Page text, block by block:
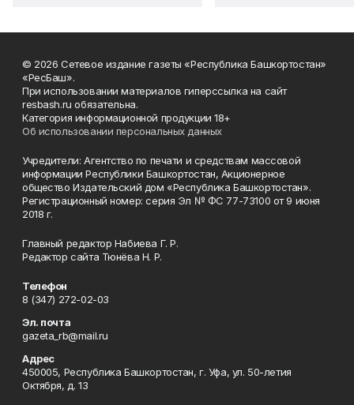
© 2026 Сетевое издание газеты «Республика Башкортостан»
«РесБаш».
При использовании материалов гиперссылка на сайт
resbash.ru обязательна.
Категория информационной продукции 18+
Об использовании персональных данных
Учредители: Агентство по печати и средствам массовой
информации Республики Башкортостан, Акционерное
общество Издательский дом «Республика Башкортостан».
Регистрационный номер: серия Эл № ФС 77-73100 от 9 июня
2018 г.
Главный редактор Набиева Г. Р.
Редактор сайта Тюнёва Н. Р.
Телефон
8 (347) 272-02-03
Эл. почта
gazeta_rb@mail.ru
Адрес
450005, Республика Башкортостан, г. Уфа, ул. 50-летия
Октября, д. 13